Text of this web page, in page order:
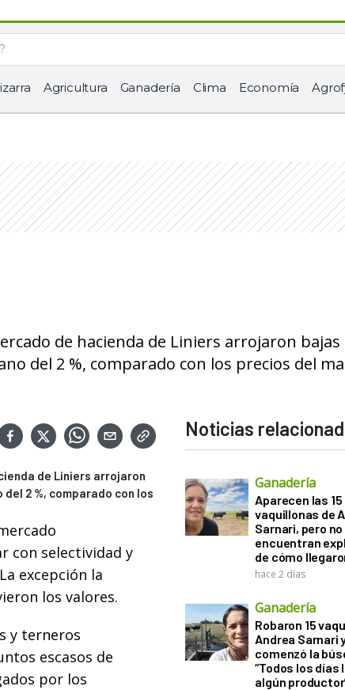
Agricultura Ganadería Clima Economía
de hacienda de Liniers arrojaron bajas
del 2 %, comparado con los precios del
de Liniers arrojaron
2 %, comparado con los
con selectividad y
excepción la
los valores.
y terneros
escasos de
por los
Noticias
Ganadería
Aparecen las 15
vaquillonas de
Sarnari, pero no
encuentran
de cómo
hace 2 días
Ganadería
Robaron 15
Andrea Sarnari
comenzó la
“Todos los días
algún